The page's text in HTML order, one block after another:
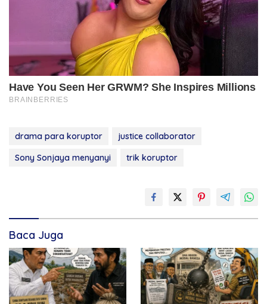
drama para koruptor
justice collaborator
Sony Sonjaya menyanyi
trik koruptor
Baca Juga